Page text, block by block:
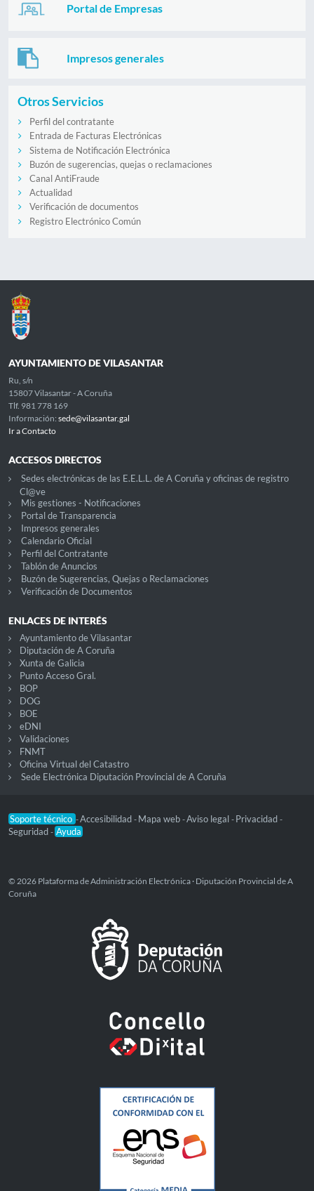
Portal de Empresas
Impresos generales
Otros Servicios
Perfil del contratante
Entrada de Facturas Electrónicas
Sistema de Notificación Electrónica
Buzón de sugerencias, quejas o reclamaciones
Canal AntiFraude
Actualidad
Verificación de documentos
Registro Electrónico Común
AYUNTAMIENTO DE VILASANTAR
Ru, s/n
15807 Vilasantar - A Coruña
Tlf. 981 778 169
Información: sede@vilasantar.gal
Ir a Contacto
ACCESOS DIRECTOS
Sedes electrónicas de las E.E.L.L. de A Coruña y oficinas de registro
Cl@ve
Mis gestiones - Notificaciones
Portal de Transparencia
Impresos generales
Calendario Oficial
Perfil del Contratante
Tablón de Anuncios
Buzón de Sugerencias, Quejas o Reclamaciones
Verificación de Documentos
ENLACES DE INTERÉS
Ayuntamiento de Vilasantar
Diputación de A Coruña
Xunta de Galicia
Punto Acceso Gral.
BOP
DOG
BOE
eDNI
Validaciones
FNMT
Oficina Virtual del Catastro
Sede Electrónica Diputación Provincial de A Coruña
Soporte técnico -Accesibilidad - Mapa web -Aviso legal - Privacidad -
Seguridad - Ayuda
© 2026 Plataforma de Administración Electrónica · Diputación Provincial de A
Coruña